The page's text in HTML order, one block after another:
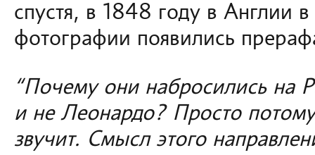
спустя, в 1848 году в Англии в
фотографии появились
“Почему они набросились на
и не Леонардо? Просто
звучит. Смысл этого